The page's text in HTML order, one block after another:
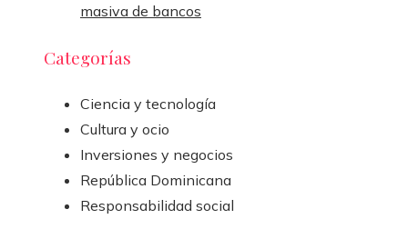
masiva de bancos
Categorías
Ciencia y tecnología
Cultura y ocio
Inversiones y negocios
República Dominicana
Responsabilidad social